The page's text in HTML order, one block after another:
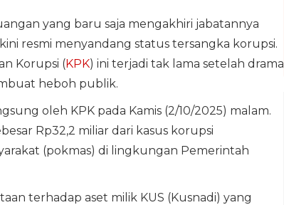
yang baru saja mengakhiri jabatannya
resmi menyandang status tersangka korupsi.
Korupsi (KPK) ini terjadi tak lama setelah drama
heboh publik.
oleh KPK pada Kamis (2/10/2025) malam.
Rp32,2 miliar dari kasus korupsi
(pokmas) di lingkungan Pemerintah
terhadap aset milik KUS (Kusnadi) yang